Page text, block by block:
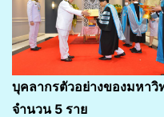
บุคลากรตัวอย่างของมหา
จำนวน 5 ราย